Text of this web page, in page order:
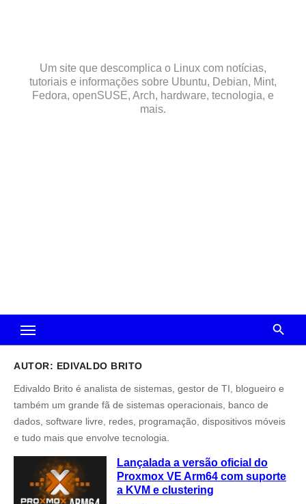
Um site que descomplica o Linux com notícias,
tutoriais e informações sobre Ubuntu, Debian, Mint,
Fedora, openSUSE, Arch, hardware, tecnologia, e
mais.
AUTOR: EDIVALDO BRITO
Edivaldo Brito é analista de sistemas, gestor de TI, blogueiro e
também um grande fã de sistemas operacionais, banco de
dados, software livre, redes, programação, dispositivos móveis
e tudo mais que envolve tecnologia.
Lançalada a versão oficial do
Proxmox VE Arm64 com suporte
a KVM e clustering